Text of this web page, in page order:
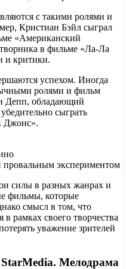
с такими ролями и
Кристиан Бэйл сыграл
«Американский
в фильме «Ла-Ла
и критики.
успехом. Иногда
ролями и фильм
Депп, обладающий
сыграть
Джонс».
экспериментом
силы в разных жанрах и
фильмы, которые
смысл в том, что
рамках своего творчества
уважение зрителей
Мелодрама